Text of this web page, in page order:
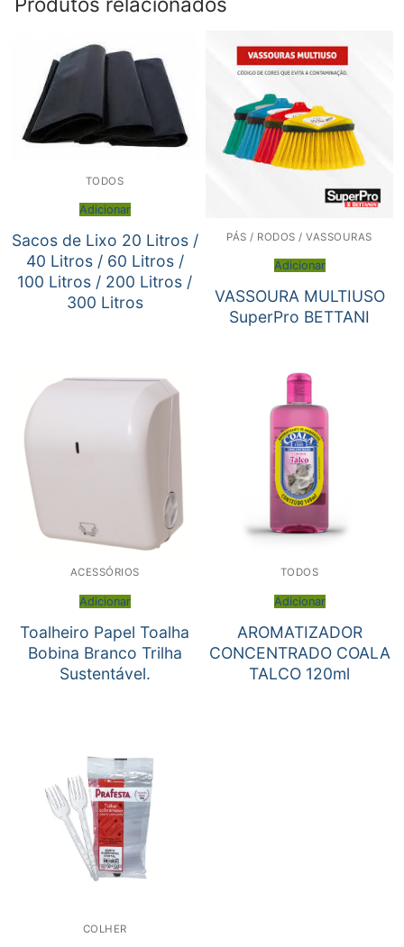
TODOS
Adicionar
Sacos de Lixo 20 Litros /
40 Litros / 60 Litros /
100 Litros / 200 Litros /
300 Litros
PÁS / RODOS / VASSOURAS
Adicionar
VASSOURA MULTIUSO
SuperPro BETTANI
ACESSÓRIOS
Adicionar
Toalheiro Papel Toalha
Bobina Branco Trilha
Sustentável.
TODOS
Adicionar
AROMATIZADOR
CONCENTRADO COALA
TALCO 120ml
COLHER